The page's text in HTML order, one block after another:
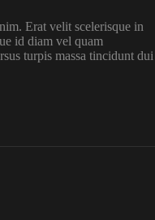
Erat velit scelerisque in
id diam vel quam
turpis massa tincidunt dui